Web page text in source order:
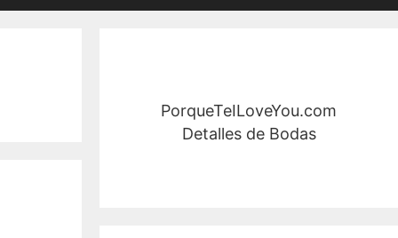
PorqueTeILoveYou.com
Detalles de Bodas